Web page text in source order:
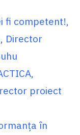
fi competent!,
Director
proiect
în